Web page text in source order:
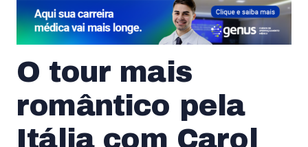
O tour mais
romântico pela
Itália com Carol